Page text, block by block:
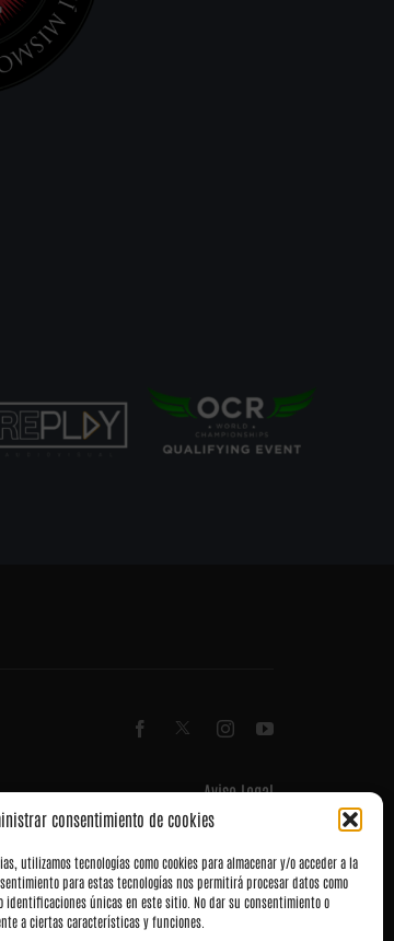
consentimiento de cookies
utilizamos tecnologías como cookies para almacenar y/o acceder a la
para estas tecnologías nos permitirá procesar datos como
identificaciones únicas en este sitio. No dar su consentimiento o
a ciertas características y funciones.
Aviso Legal
Términos y Condiciones
Política de privacidad
Política de cookies (UE)
Accesibilidad
Mapa del Sitio